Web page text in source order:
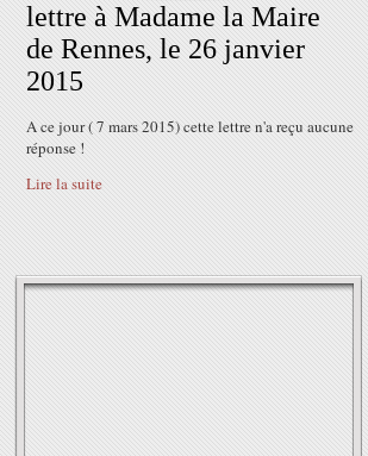
lettre à Madame la Maire
de Rennes, le 26 janvier
2015
A ce jour ( 7 mars 2015) cette lettre n'a reçu aucune
réponse !
Lire la suite